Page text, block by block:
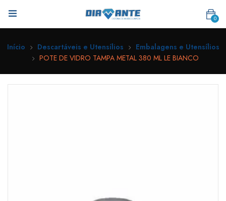
0
Início Descartáveis e Utensílios
Embalagens e Utensílios
POTE DE VIDRO TAMPA METAL 380 ML LE BIANCO